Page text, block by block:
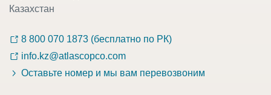
Казахстан
8 800 070 1873 (бесплатно по РК)
info.kz@atlascopco.com
Оставьте номер и мы вам перевозвоним